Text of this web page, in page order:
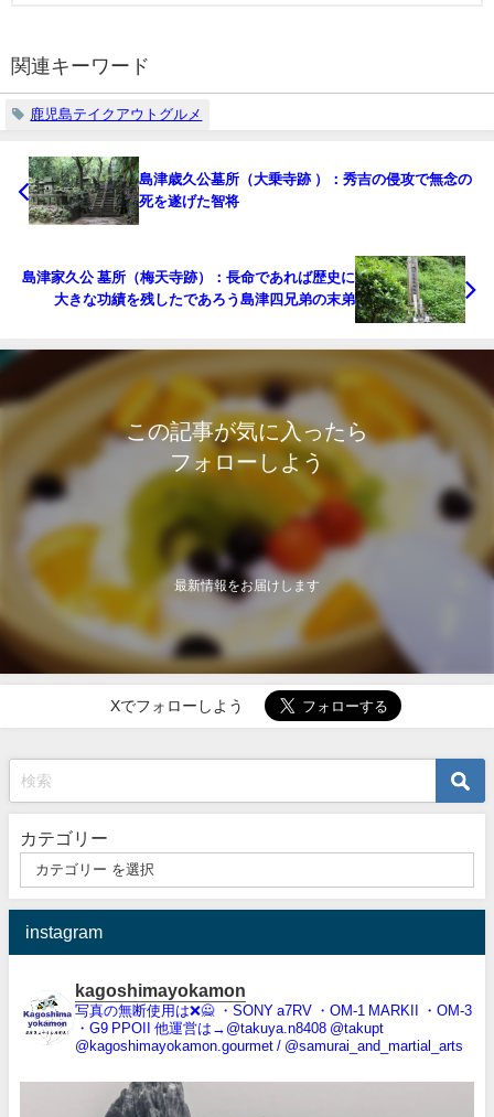
関連キーワード
鹿児島テイクアウトグルメ
島津歳久公墓所（大乗寺跡 ）：秀吉の侵攻で無念の
死を遂げた智将
島津家久公 墓所（梅天寺跡）：長命であれば歴史に
大きな功績を残したであろう島津四兄弟の末弟
この記事が気に入ったら
フォローしよう
最新情報をお届けします
Xでフォローしよう
カテゴリー
instagram
kagoshimayokamon
写真の無断使用は❌️🙅 ・SONY a7RV ・OM-1 MARKII
・OM-3
・G9 PPOII
他運営は→@takuya.n8408 @takupt
@kagoshimayokamon.gourmet / @samurai_and_martial_arts